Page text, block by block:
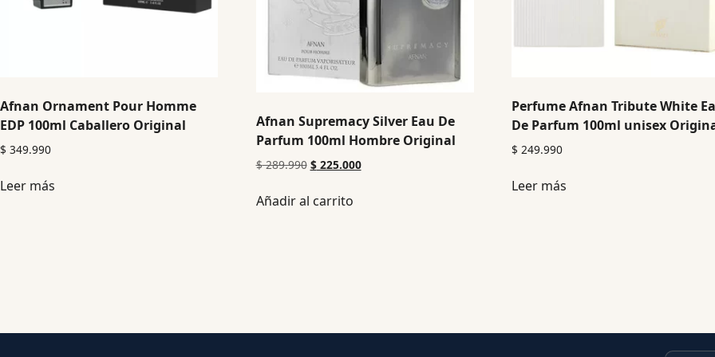
Afnan Ornament Pour Homme
EDP 100ml Caballero Original
$ 349.990
Leer más
Afnan Supremacy Silver Eau De
Parfum 100ml Hombre Original
$289.990 $225.000
Añadir al carrito
Perfume Afnan Tribute White
De Parfum 100ml unisex
$ 249.990
Leer más